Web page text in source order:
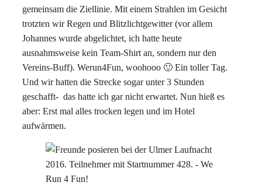
gemeinsam die Ziellinie. Mit einem Strahlen im Gesicht
trotzten wir Regen und Blitzlichtgewitter (vor allem
Johannes wurde abgelichtet, ich hatte heute
ausnahmsweise kein Team-Shirt an, sondern nur den
Vereins-Buff). Werun4Fun, woohooo 🙂 Ein toller Tag.
Und wir hatten die Strecke sogar unter 3 Stunden
geschafft- das hatte ich gar nicht erwartet. Nun hieß es
aber: Erst mal alles trocken legen und im Hotel
aufwärmen.